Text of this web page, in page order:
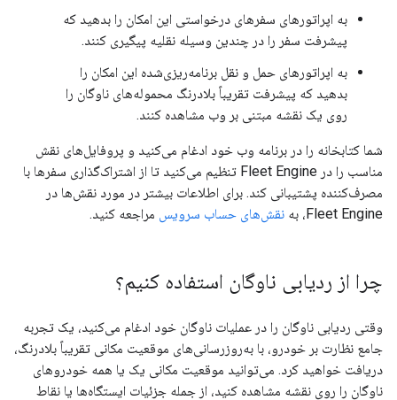
به اپراتورهای سفرهای درخواستی این امکان را بدهید که
پیشرفت سفر را در چندین وسیله نقلیه پیگیری کنند.
به اپراتورهای حمل و نقل برنامه‌ریزی‌شده این امکان را
بدهید که پیشرفت تقریباً بلادرنگ محموله‌های ناوگان را
روی یک نقشه مبتنی بر وب مشاهده کنند.
شما کتابخانه را در برنامه وب خود ادغام می‌کنید و پروفایل‌های نقش
مناسب را در Fleet Engine تنظیم می‌کنید تا از اشتراک‌گذاری سفرها با
مصرف‌کننده پشتیبانی کند. برای اطلاعات بیشتر در مورد نقش‌ها در
Fleet Engine، به
نقش‌های حساب سرویس مراجعه کنید.
چرا از ردیابی ناوگان استفاده کنیم؟
وقتی ردیابی ناوگان را در عملیات ناوگان خود ادغام می‌کنید، یک تجربه
جامع نظارت بر خودرو، با به‌روزرسانی‌های موقعیت مکانی تقریباً بلادرنگ،
دریافت خواهید کرد. می‌توانید موقعیت مکانی یک یا همه خودروهای
ناوگان را روی نقشه مشاهده کنید، از جمله جزئیات ایستگاه‌ها یا نقاط